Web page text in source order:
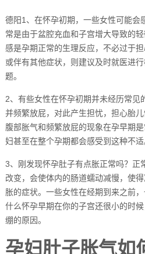
德阳1、在怀孕初期，一些女性可能会
常是由于盆腔充血和子宫增大导致的
感是孕期正常的生理反应，不必过于
或伴有其他症状，则建议及时就医进
题。
2、有些女性在怀孕初期并未经历常见
并频繁放屁，对此产生担忧，担心胎
腹部胀气和频繁放屁的现象在孕早期
妇甚至在整个孕期都会感受到这种不适
3、刚发现怀孕肚子有点胀正常吗？正
改变，会使体内的肠道蠕动减慢，使
胀的症状。一些女性在经期到来之前
什么怀孕早期在你的子宫还很小的时
绷的原因。
孕妇肚子胀气如